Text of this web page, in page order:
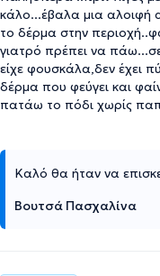
κάλο...έβαλα μια αλοιφή
το δέρμα στην
γιατρό πρέπει να
είχε φουσκάλα,δεν έχει
δέρμα που φεύγει και
πατάω το πόδι χωρίς
Καλό θα ήταν να
Βουτσά Πασχαλίνα